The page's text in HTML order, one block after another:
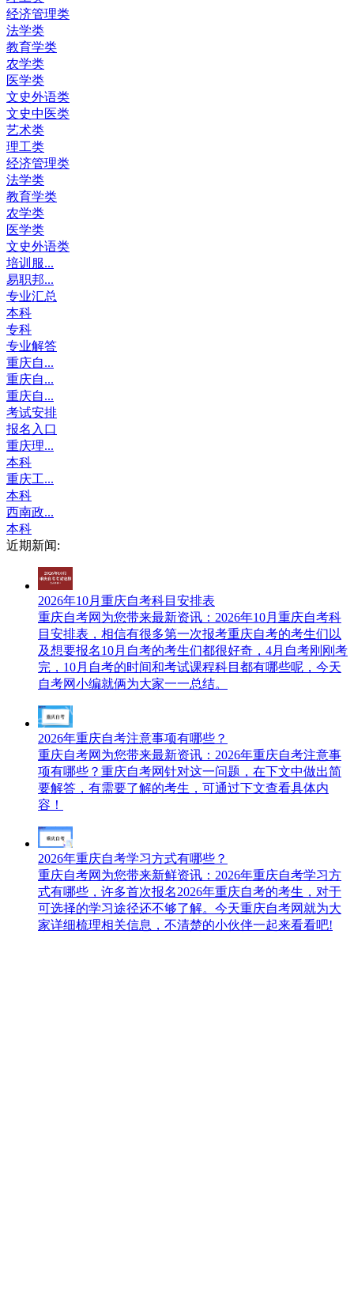
经济管理类
法学类
教育学类
农学类
医学类
文史外语类
文史中医类
艺术类
理工类
经济管理类
法学类
教育学类
农学类
医学类
文史外语类
培训服...
易职邦...
专业汇总
本科
专科
专业解答
重庆自...
重庆自...
重庆自...
考试安排
报名入口
重庆理...
本科
重庆工...
本科
西南政...
本科
近期新闻:
2026年10月重庆自考科目安排表
重庆自考网​为您带来最新资讯：2026年10月重庆自考科
目安排表，相信有很多第一次报考重庆自考的考生们以
及想要报名10月自考的考生们都很好奇，4月自考刚刚考
完，10月自考的时间和考试课程科目都有哪些呢，今天
自考网小编就俩为大家一一总结。
2026年重庆自考注意事项有哪些？
重庆自考网为您带来最新资讯：2026年重庆自考注意事
项有哪些？重庆自考网针对这一问题，在下文中做出简
要解答，有需要了解的考生，可通过下文查看具体内
容！
2026年重庆自考学习方式有哪些？
重庆自考网为您带来新鲜资讯：2026年重庆自考学习方
式有哪些，许多首次报名2026年重庆自考的考生，对于
可选择的学习途径还不够了解。今天重庆自考网就为大
家详细梳理相关信息，不清楚的小伙伴一起来看看吧!